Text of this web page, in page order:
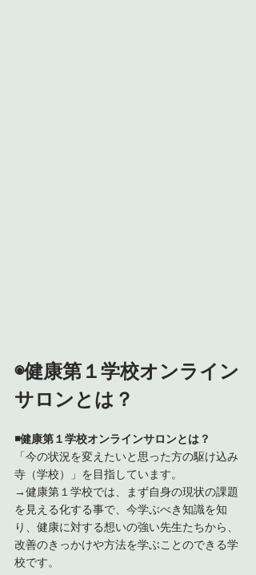
◉健康第１学校オンライン
サロンとは？
◾️健康第１学校オンラインサロンとは？
「今の状況を変えたいと思った方の駆け込み
寺（学校）」を目指しています。
→健康第１学校では、まず自身の現状の課題
を見える化する事で、今学ぶべき知識を知
り、健康に対する想いの強い先生たちから、
改善のきっかけや方法を学ぶことのできる学
校です。